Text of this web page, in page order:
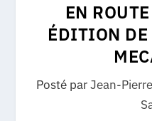
EN
ÉDITION
Posté parJean-